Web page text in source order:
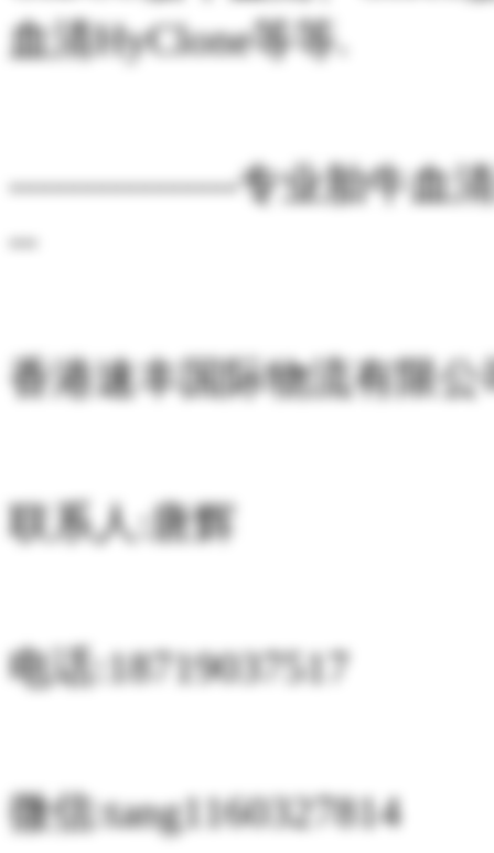
血清HyClone等等.
----------------专业胎牛血
--
香港速丰国际物流有限公
联系人:唐辉
电话:18719037517
微信:tang1160327814